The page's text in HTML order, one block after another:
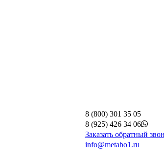
8 (800) 301 35 05
8 (925) 426 34 06
Заказать обратный
info@metabo1.ru